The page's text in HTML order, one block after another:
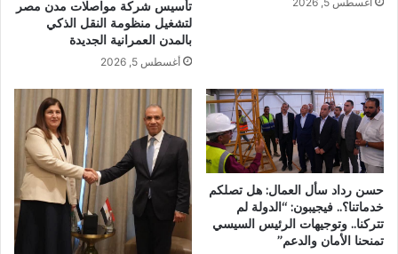
تأسيس شركة مواصلات مدن مصر
لتشغيل منظومة النقل الذكي
بالمدن العمرانية الجديدة
أغسطس 5, 2026
حسن رداد سأل العمال: هل تصلكم
خدماتنا؟.. فيجيبون: “الدولة لم
تتركنا.. وتوجيهات الرئيس السيسي
تمنحنا الأمان والدعم”